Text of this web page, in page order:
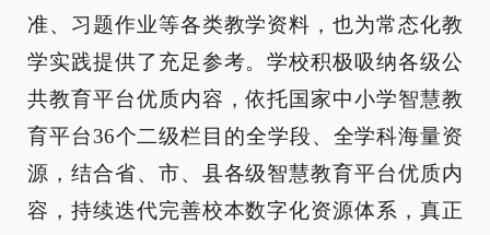
准、习题作业等各类教学资料，也为常态化教
学实践提供了充足参考。学校积极吸纳各级公
共教育平台优质内容，依托国家中小学智慧教
育平台36个二级栏目的全学段、全学科海量资
源，结合省、市、县各级智慧教育平台优质内
容，持续迭代完善校本数字化资源体系，真正